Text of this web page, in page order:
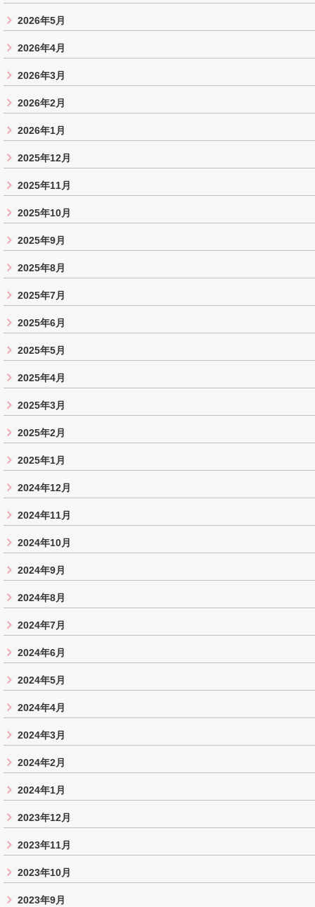
2026年5月
2026年4月
2026年3月
2026年2月
2026年1月
2025年12月
2025年11月
2025年10月
2025年9月
2025年8月
2025年7月
2025年6月
2025年5月
2025年4月
2025年3月
2025年2月
2025年1月
2024年12月
2024年11月
2024年10月
2024年9月
2024年8月
2024年7月
2024年6月
2024年5月
2024年4月
2024年3月
2024年2月
2024年1月
2023年12月
2023年11月
2023年10月
2023年9月